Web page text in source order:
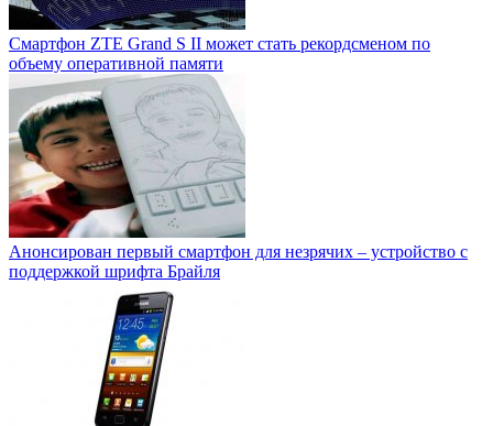
Смартфон ZTE Grand S II может стать рекордсменом по
объему оперативной памяти
Анонсирован первый смартфон для незрячих – устройство с
поддержкой шрифта Брайля